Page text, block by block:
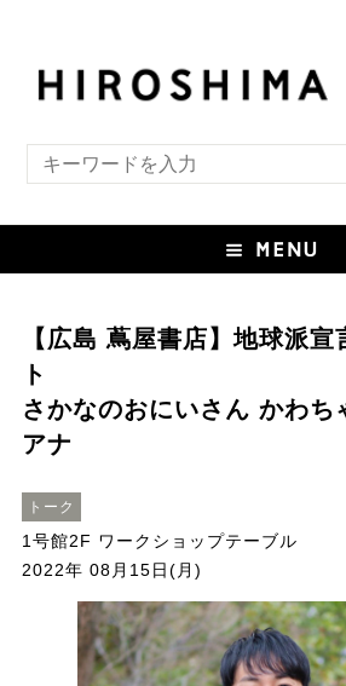
【広島 蔦屋書店】地球派
ト
さかなのおにいさん かわ
アナ
トーク
1号館2F ワークショップテーブル
2022年 08月15日(月)